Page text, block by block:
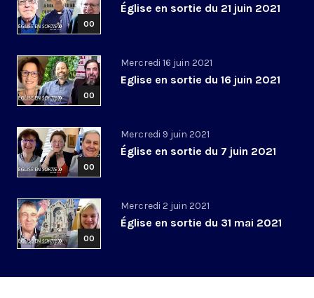
00
Église en sortie du 21 juin 2021
00
Mercredi 16 juin 2021
Eglise en sortie du 16 juin 2021
00
Mercredi 9 juin 2021
Église en sortie du 7 juin 2021
00
Mercredi 2 juin 2021
Église en sortie du 31 mai 2021